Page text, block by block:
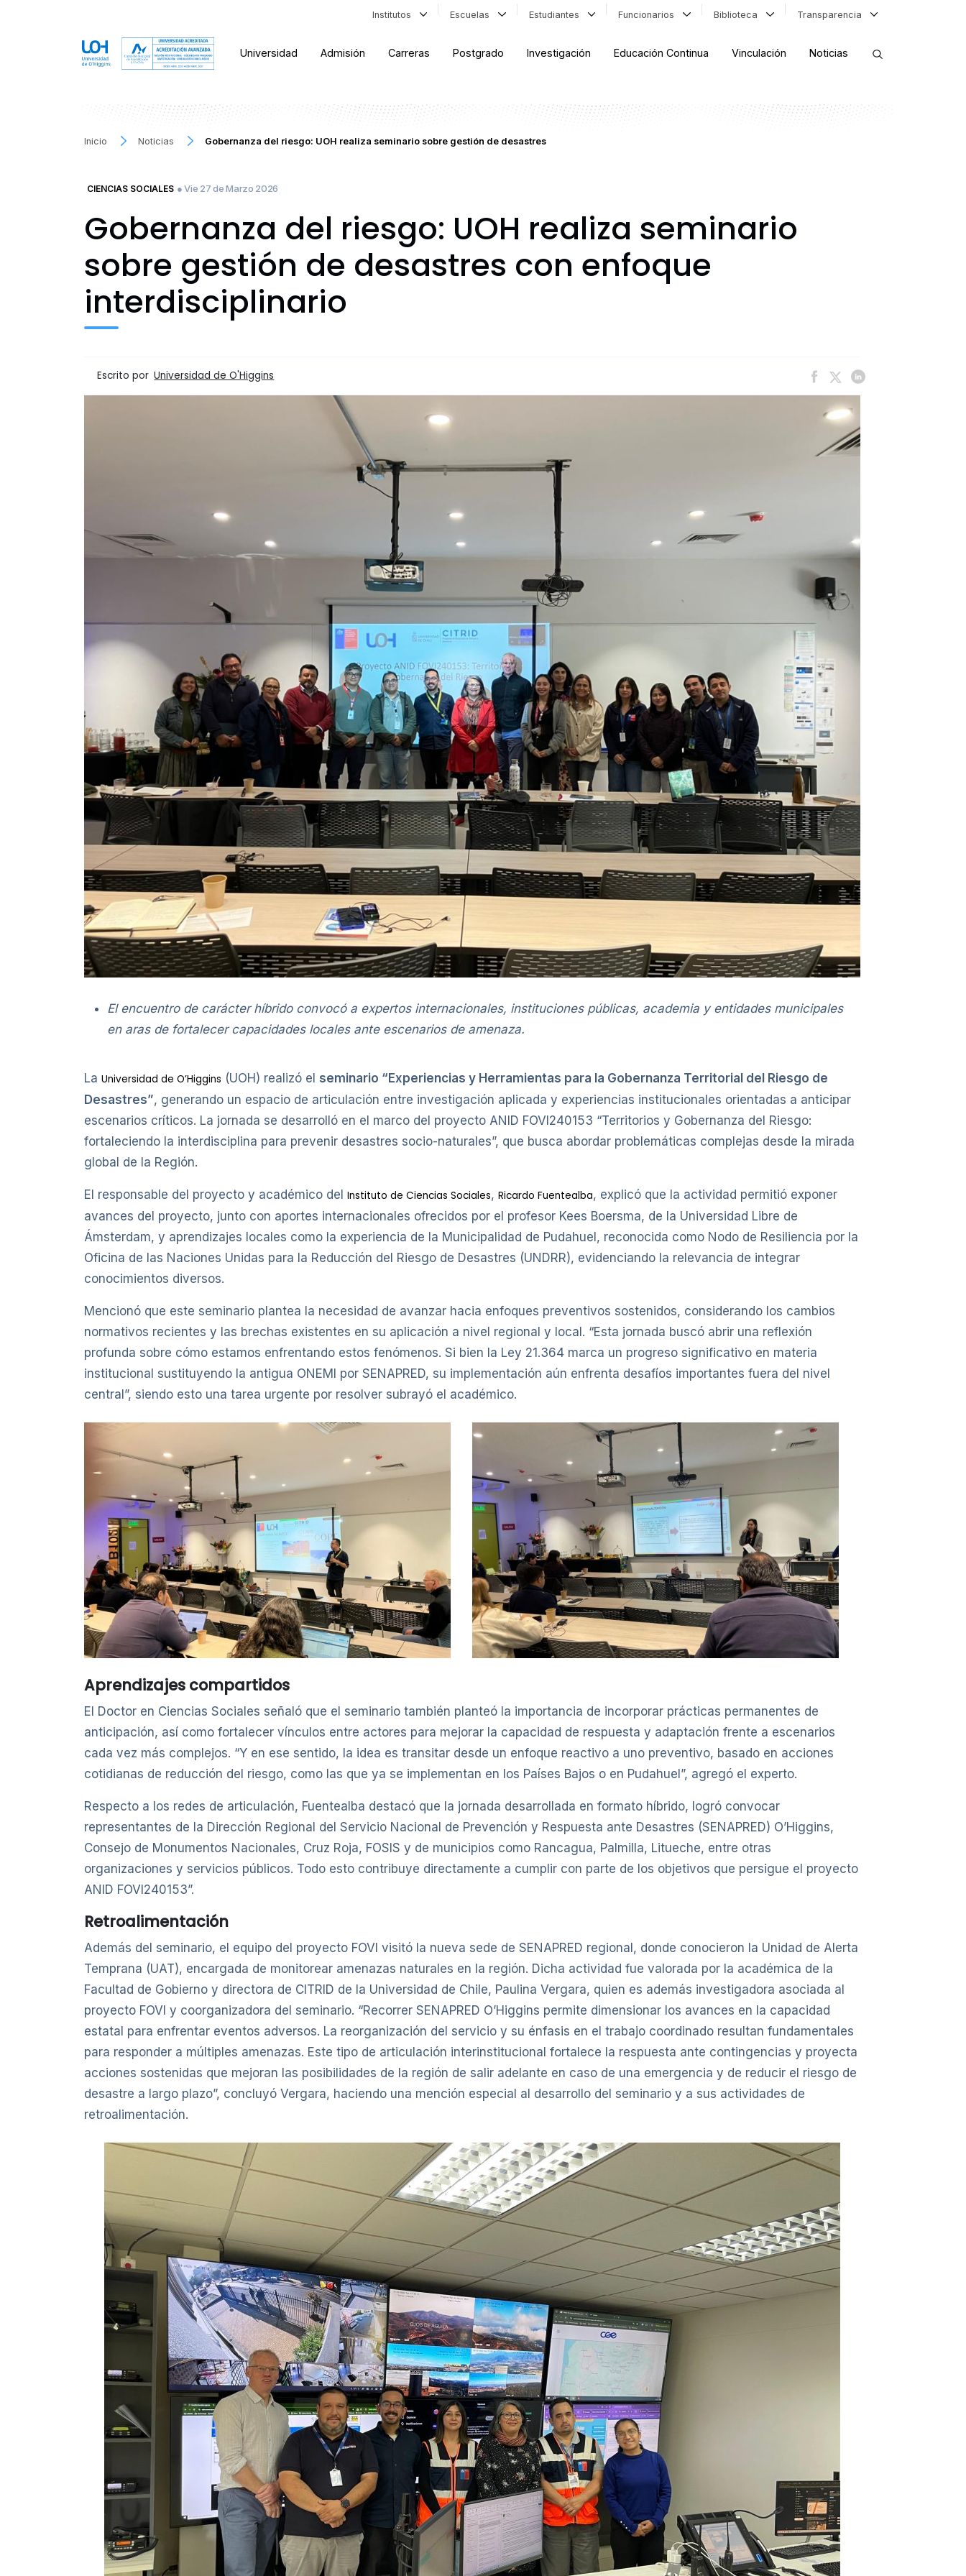
Institutos Escuelas Estudiantes Funcionarios Biblioteca Transparencia
Universidad Admisión Carreras Postgrado Investigación Educación Continua Vinculación Noticias
Inicio Noticias Gobernanza del riesgo: UOH realiza seminario sobre gestión de desastres
CIENCIAS SOCIALES ● Vie 27 de Marzo 2026
Gobernanza del riesgo: UOH realiza seminario
sobre gestión de desastres con enfoque
interdisciplinario
Escrito por Universidad de O'Higgins
El encuentro de carácter híbrido convocó a expertos internacionales, instituciones públicas, academia y entidades municipales
en aras de fortalecer capacidades locales ante escenarios de amenaza.
La Universidad de O’Higgins (UOH) realizó el seminario “Experiencias y Herramientas para la Gobernanza Territorial del Riesgo de
Desastres”, generando un espacio de articulación entre investigación aplicada y experiencias institucionales orientadas a anticipar
escenarios críticos. La jornada se desarrolló en el marco del proyecto ANID FOVI240153 “Territorios y Gobernanza del Riesgo:
fortaleciendo la interdisciplina para prevenir desastres socio-naturales”, que busca abordar problemáticas complejas desde la mirada
global de la Región.
El responsable del proyecto y académico del Instituto de Ciencias Sociales, Ricardo Fuentealba, explicó que la actividad permitió exponer
avances del proyecto, junto con aportes internacionales ofrecidos por el profesor Kees Boersma, de la Universidad Libre de
Ámsterdam, y aprendizajes locales como la experiencia de la Municipalidad de Pudahuel, reconocida como Nodo de Resiliencia por la
Oficina de las Naciones Unidas para la Reducción del Riesgo de Desastres (UNDRR), evidenciando la relevancia de integrar
conocimientos diversos.
Mencionó que este seminario plantea la necesidad de avanzar hacia enfoques preventivos sostenidos, considerando los cambios
normativos recientes y las brechas existentes en su aplicación a nivel regional y local. “Esta jornada buscó abrir una reflexión
profunda sobre cómo estamos enfrentando estos fenómenos. Si bien la Ley 21.364 marca un progreso significativo en materia
institucional sustituyendo la antigua ONEMI por SENAPRED, su implementación aún enfrenta desafíos importantes fuera del nivel
central”, siendo esto una tarea urgente por resolver subrayó el académico.
Aprendizajes compartidos
El Doctor en Ciencias Sociales señaló que el seminario también planteó la importancia de incorporar prácticas permanentes de
anticipación, así como fortalecer vínculos entre actores para mejorar la capacidad de respuesta y adaptación frente a escenarios
cada vez más complejos. “Y en ese sentido, la idea es transitar desde un enfoque reactivo a uno preventivo, basado en acciones
cotidianas de reducción del riesgo, como las que ya se implementan en los Países Bajos o en Pudahuel”, agregó el experto.
Respecto a los redes de articulación, Fuentealba destacó que la jornada desarrollada en formato híbrido, logró convocar
representantes de la Dirección Regional del Servicio Nacional de Prevención y Respuesta ante Desastres (SENAPRED) O’Higgins,
Consejo de Monumentos Nacionales, Cruz Roja, FOSIS y de municipios como Rancagua, Palmilla, Litueche, entre otras
organizaciones y servicios públicos. Todo esto contribuye directamente a cumplir con parte de los objetivos que persigue el proyecto
ANID FOVI240153”.
Retroalimentación
Además del seminario, el equipo del proyecto FOVI visitó la nueva sede de SENAPRED regional, donde conocieron la Unidad de Alerta
Temprana (UAT), encargada de monitorear amenazas naturales en la región. Dicha actividad fue valorada por la académica de la
Facultad de Gobierno y directora de CITRID de la Universidad de Chile, Paulina Vergara, quien es además investigadora asociada al
proyecto FOVI y coorganizadora del seminario. “Recorrer SENAPRED O’Higgins permite dimensionar los avances en la capacidad
estatal para enfrentar eventos adversos. La reorganización del servicio y su énfasis en el trabajo coordinado resultan fundamentales
para responder a múltiples amenazas. Este tipo de articulación interinstitucional fortalece la respuesta ante contingencias y proyecta
acciones sostenidas que mejoran las posibilidades de la región de salir adelante en caso de una emergencia y de reducir el riesgo de
desastre a largo plazo”, concluyó Vergara, haciendo una mención especial al desarrollo del seminario y a sus actividades de
retroalimentación.